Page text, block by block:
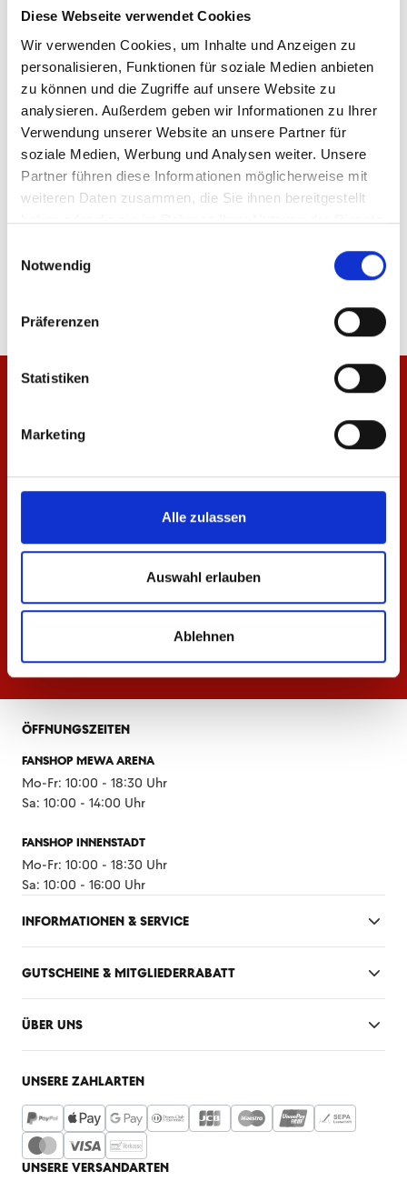
Diese Webseite verwendet Cookies
Wir verwenden Cookies, um Inhalte und Anzeigen zu
personalisieren, Funktionen für soziale Medien anbieten
zu können und die Zugriffe auf unsere Website zu
analysieren. Außerdem geben wir Informationen zu Ihrer
Verwendung unserer Website an unsere Partner für
soziale Medien, Werbung und Analysen weiter. Unsere
Partner führen diese Informationen möglicherweise mit
weiteren Daten zusammen, die Sie ihnen bereitgestellt
haben oder die sie im Rahmen Ihrer Nutzung der Dienste
Notwendig
Präferenzen
Statistiken
Marketing
Alle zulassen
Auswahl erlauben
Ablehnen
ÄHNLICHE PRODUKTE
-50%
19,98 €39,95 €
-50%
39,95 €
ÖFFNUNGSZEITEN
FANSHOP MEWA ARENA
Mo-Fr: 10:00 - 18:30 Uhr
Sa: 10:00 - 14:00 Uhr
FANSHOP INNENSTADT
Mo-Fr: 10:00 - 18:30 Uhr
Sa: 10:00 - 16:00 Uhr
INFORMATIONEN & SERVICE
GUTSCHEINE & MITGLIEDERRABATT
ÜBER UNS
UNSERE ZAHLARTEN
UNSERE VERSANDARTEN